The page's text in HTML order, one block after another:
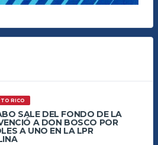
RICO
SALE DEL FONDO DE LA
A DON BOSCO POR
A UNO EN LA LPR